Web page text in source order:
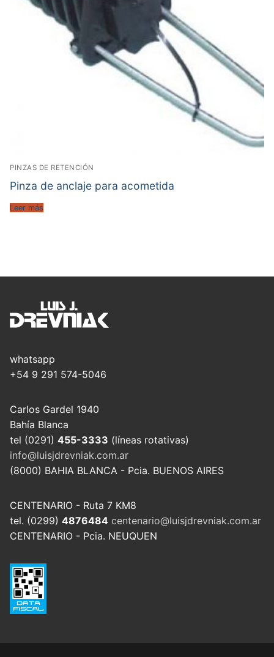
PINZAS DE RETENCIÓN
Pinza de anclaje para acometida
Leer más
whatsapp
+54 9 291 574-5046
Carlos Gardel 1940
Bahía Blanca
tel (0291) 455-3333 (líneas rotativas)
info@luisjdrevniak.com.ar
(8000) BAHIA BLANCA - Pcia. BUENOS AIRES
CENTENARIO - Ruta 7 KM8
tel. (0299) 4876484 centenario@luisjdrevniak.com.ar
CENTENARIO - Pcia. NEUQUEN